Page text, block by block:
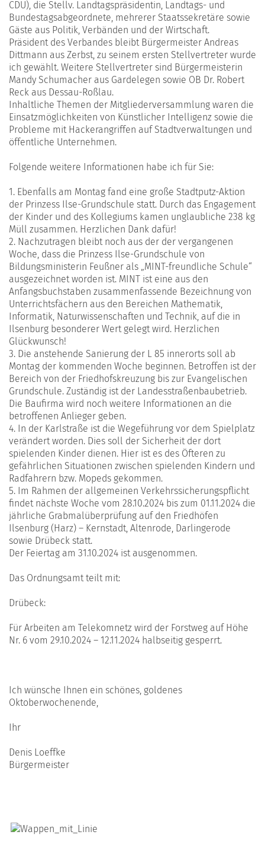
CDU), die Stellv. Landtagspräsidentin, Landtags- und
Bundestagsabgeordnete, mehrerer Staatssekretäre sowie
Gäste aus Politik, Verbänden und der Wirtschaft.
Präsident des Verbandes bleibt Bürgermeister Andreas
Dittmann aus Zerbst, zu seinem ersten Stellvertreter wurde
ich gewählt. Weitere Stellvertreter sind Bürgermeisterin
Mandy Schumacher aus Gardelegen sowie OB Dr. Robert
Reck aus Dessau-Roßlau.
Inhaltliche Themen der Mitgliederversammlung waren die
Einsatzmöglichkeiten von Künstlicher Intelligenz sowie die
Probleme mit Hackerangriffen auf Stadtverwaltungen und
öffentliche Unternehmen.
Folgende weitere Informationen habe ich für Sie:
1. Ebenfalls am Montag fand eine große Stadtputz-Aktion
der Prinzess Ilse-Grundschule statt. Durch das Engagement
der Kinder und des Kollegiums kamen unglaubliche 238 kg
Müll zusammen. Herzlichen Dank dafür!
2. Nachzutragen bleibt noch aus der der vergangenen
Woche, dass die Prinzess Ilse-Grundschule von
Bildungsministerin Feußner als „MINT-freundliche Schule“
ausgezeichnet worden ist. MINT ist eine aus den
Anfangsbuchstaben zusammenfassende Bezeichnung von
Unterrichtsfächern aus den Bereichen Mathematik,
Informatik, Naturwissenschaften und Technik, auf die in
Ilsenburg besonderer Wert gelegt wird. Herzlichen
Glückwunsch!
3. Die anstehende Sanierung der L 85 innerorts soll ab
Montag der kommenden Woche beginnen. Betroffen ist der
Bereich von der Friedhofskreuzung bis zur Evangelischen
Grundschule. Zuständig ist der Landesstraßenbaubetrieb.
Die Baufirma wird noch weitere Informationen an die
betroffenen Anlieger geben.
4. In der Karlstraße ist die Wegeführung vor dem Spielplatz
verändert worden. Dies soll der Sicherheit der dort
spielenden Kinder dienen. Hier ist es des Öfteren zu
gefährlichen Situationen zwischen spielenden Kindern und
Radfahrern bzw. Mopeds gekommen.
5. Im Rahmen der allgemeinen Verkehrssicherungspflicht
findet nächste Woche vom 28.10.2024 bis zum 01.11.2024 die
jährliche Grabmalüberprüfung auf den Friedhöfen
Ilsenburg (Harz) – Kernstadt, Altenrode, Darlingerode
sowie Drübeck statt.
Der Feiertag am 31.10.2024 ist ausgenommen.
Das Ordnungsamt teilt mit:
Drübeck:
Für Arbeiten am Telekomnetz wird der Forstweg auf Höhe
Nr. 6 vom 29.10.2024 – 12.11.2024 halbseitig gesperrt.
Ich wünsche Ihnen ein schönes, goldenes
Oktoberwochenende,
Ihr
Denis Loeffke
Bürgermeister